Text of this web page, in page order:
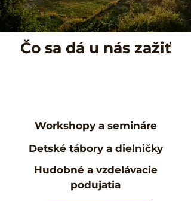
Čo sa dá u nás zažiť
Workshopy a semináre
Detské tábory a dielničky
Hudobné a vzdelávacie
podujatia